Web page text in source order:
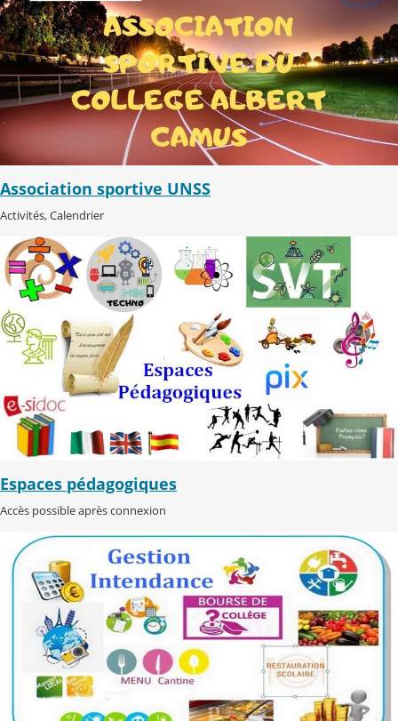
Association sportive UNSS
Activités, Calendrier
Espaces pédagogiques
Accès possible après connexion